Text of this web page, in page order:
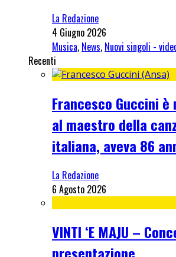
La Redazione
4 Giugno 2026
Musica, News, Nuovi singoli -
Recenti
Francesco Guccini
al maestro della
italiana, aveva 86
La Redazione
6 Agosto 2026
VINTI ‘E MAJU –
presentazione